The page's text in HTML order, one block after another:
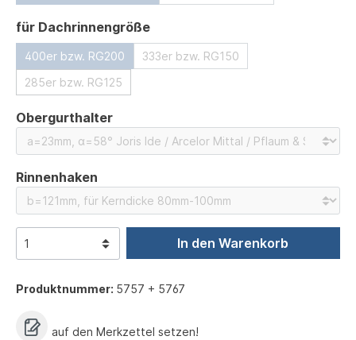
für Dachrinnengrößeauswählen
400er bzw. RG200
333er bzw. RG150
285er bzw. RG125
Obergurthalterauswählen
Rinnenhaken
In den Warenkorb
Produktnummer: 5757 + 5767
auf den Merkzettel setzen!